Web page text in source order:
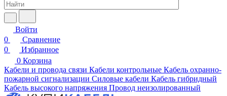
Войти
0
Сравнение
0
Избранное
0 Корзина
Кабели и провода связи Кабели контрольные Кабель охранно-
пожарной сигнализации Силовые кабели Кабель гибридный
Кабель высокого напряжения Провод неизолированный